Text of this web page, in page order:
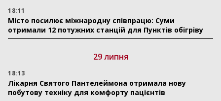
18:11
Місто посилює міжнародну співпрацю: Суми
отримали 12 потужних станцій для Пунктів обігріву
29 липня
18:13
Лікарня Святого Пантелеймона отримала нову
побутову техніку для комфорту пацієнтів